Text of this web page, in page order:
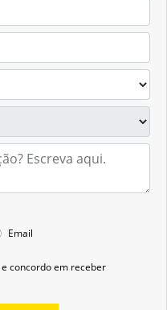
Email
e concordo em receber